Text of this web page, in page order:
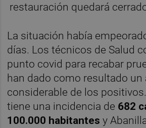
restauración quedará
La situación había
días. Los técnicos de Salud
punto covid para recabar
han dado como resultado un
considerable de los
tiene una incidencia de 682
100.000 habitantes y